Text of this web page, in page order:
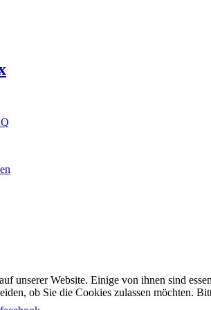
unserer Website. Einige von ihnen sind
ob Sie die Cookies zulassen möchten.